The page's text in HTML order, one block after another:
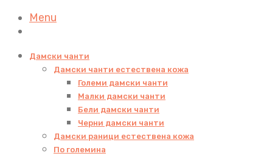
Menu
Дамски чанти
Дамски чанти естествена кожа
Големи дамски чанти
Малки дамски чанти
Бели дамски чанти
Черни дамски чанти
Дамски раници естествена кожа
По големина